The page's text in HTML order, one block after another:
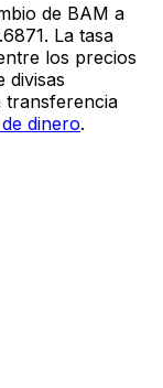
de BAM a
La tasa
los precios
divisas
transferencia
dinero.